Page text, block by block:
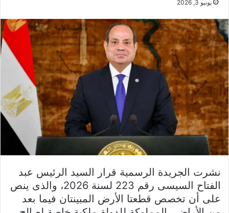
يونيو 3, 2026
نشرت الجريدة الرسمية قرار السيد الرئيس عبد
الفتاح السيسى رقم 223 لسنة 2026، والذى ينص
على أن تخصص قطعتا الأرض المبينتان فيما بعد